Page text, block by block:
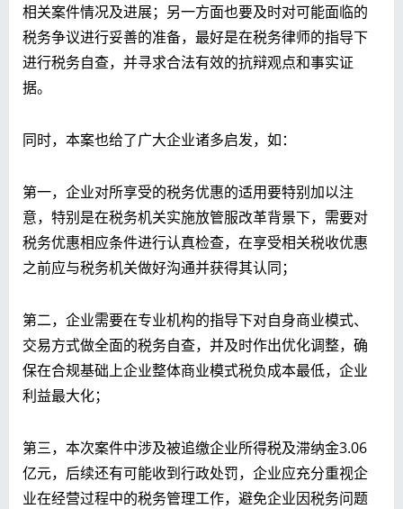
相关案件情况及进展；另一方面也要及时对可能面临的
税务争议进行妥善的准备，最好是在税务律师的指导下
进行税务自查，并寻求合法有效的抗辩观点和事实证
据。
同时，本案也给了广大企业诸多启发，如：
第一，企业对所享受的税务优惠的适用要特别加以注
意，特别是在税务机关实施放管服改革背景下，需要对
税务优惠相应条件进行认真检查，在享受相关税收优惠
之前应与税务机关做好沟通并获得其认同；
第二，企业需要在专业机构的指导下对自身商业模式、
交易方式做全面的税务自查，并及时作出优化调整，确
保在合规基础上企业整体商业模式税负成本最低，企业
利益最大化；
第三，本次案件中涉及被追缴企业所得税及滞纳金3.06
亿元，后续还有可能收到行政处罚，企业应充分重视企
业在经营过程中的税务管理工作，避免企业因税务问题